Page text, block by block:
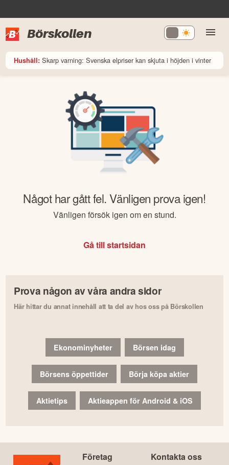
Börskollen
Hushåll: Skarp varning: Svenska elpriser kan skjuta i höjden i vinter
Något har gått fel. Vänligen prova igen!
Vänligen försök igen om en stund.
Gå till startsidan
Prova någon av våra andra sidor
Här hittar du annat innehåll att ta del av hos oss på Börskollen
Ekonominyheter Börsen idag
Börsens öppettider Börja köpa aktier
Aktietips Aktieappen för Android & iOS
Företag Kontakta oss